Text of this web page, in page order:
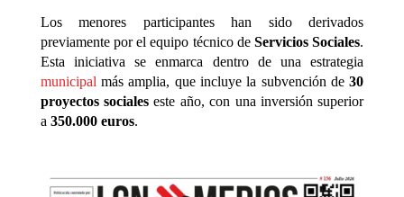
Los menores participantes han sido derivados
previamente por el equipo técnico de Servicios Sociales.
Esta iniciativa se enmarca dentro de una estrategia
municipal más amplia, que incluye la subvención de30
proyectos sociales este año, con una inversión superior
a 350.000 euros.